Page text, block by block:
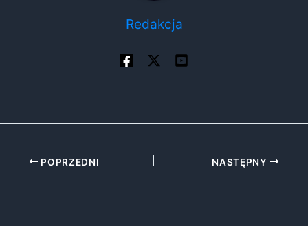
Redakcja
POPRZEDNI NASTĘPNY